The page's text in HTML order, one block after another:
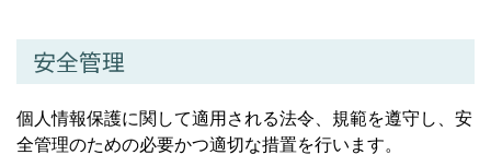
安全管理
個人情報保護に関して適用される法令、規範を遵守し、安
全管理のための必要かつ適切な措置を行います。